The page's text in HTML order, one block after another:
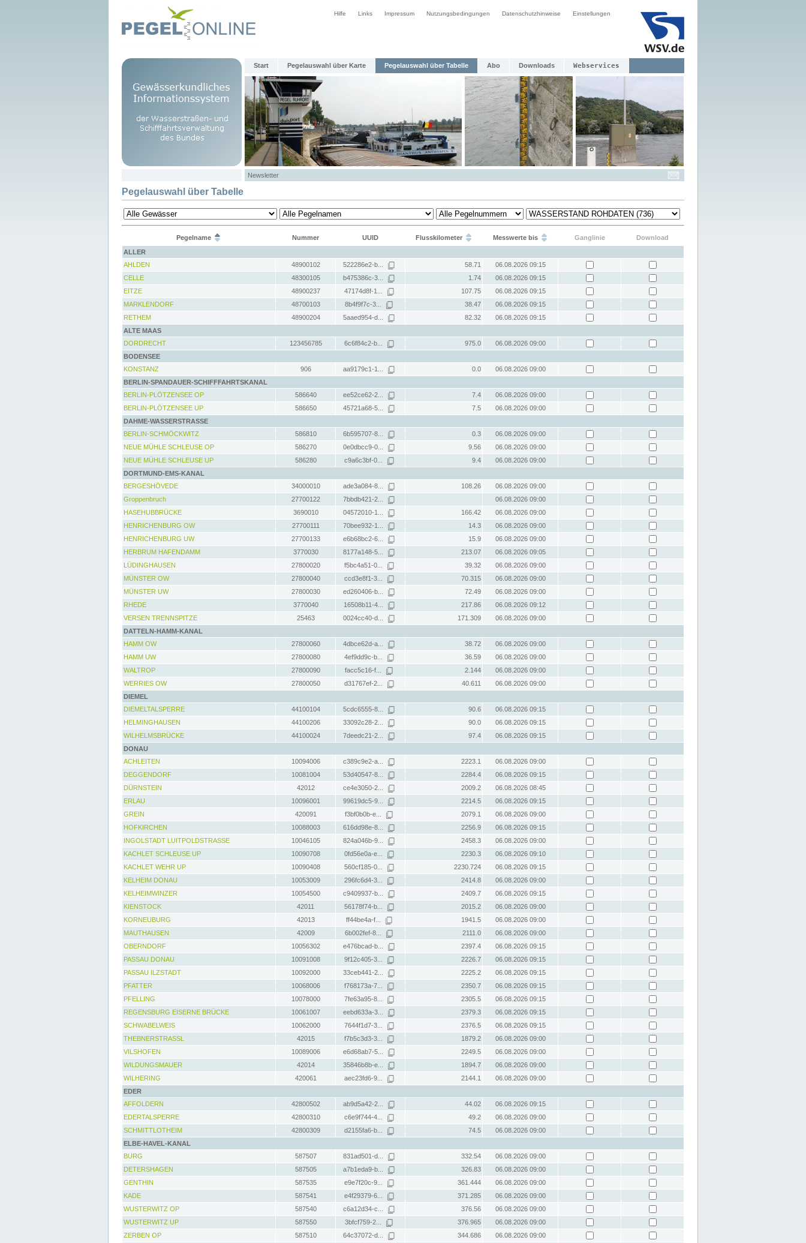
Hilfe Links Impressum Nutzungsbedingungen Datenschutzhinweise Einstellungen
Start Pegelauswahl über Karte Pegelauswahl über Tabelle Abo Downloads Webservices
Newsletter
Pegelauswahl über Tabelle
Pegelname Nummer UUID Flusskilometer Messwerte bis Ganglinie
Download
ALLER
AHLDEN
48900102 522286e2-b... 58.71
06.08.2026 09:15
CELLE
48300105 b475386c-3... 1.74
06.08.2026 09:15
EITZE
48900237 47174d8f-1... 107.75
06.08.2026 09:15
MARKLENDORF
48700103 8b4f9f7c-3... 38.47
06.08.2026 09:15
RETHEM
48900204 5aaed954-d... 82.32
06.08.2026 09:15
ALTE MAAS
DORDRECHT
123456785 6c6f84c2-b... 975.0
06.08.2026 09:00
BODENSEE
KONSTANZ
906 aa9179c1-1... 0.0
06.08.2026 09:00
BERLIN-SPANDAUER-SCHIFFFAHRTSKANAL
BERLIN-PLÖTZENSEE OP
586640 ee52ce62-2... 7.4
06.08.2026 09:00
BERLIN-PLÖTZENSEE UP
586650 45721a68-5... 7.5
06.08.2026 09:00
DAHME-WASSERSTRASSE
BERLIN-SCHMÖCKWITZ
586810 6b595707-8... 0.3
06.08.2026 09:00
NEUE MÜHLE SCHLEUSE OP
586270 0e0dbcc9-0... 9.56
06.08.2026 09:00
NEUE MÜHLE SCHLEUSE UP
586280 c9a6c3bf-0... 9.4
06.08.2026 09:00
DORTMUND-EMS-KANAL
BERGESHÖVEDE
34000010 ade3a084-8... 108.26
06.08.2026 09:00
Groppenbruch
27700122 7bbdb421-2...
06.08.2026 09:00
HASEHUBBRÜCKE
3690010 04572010-1... 166.42
06.08.2026 09:00
HENRICHENBURG OW
27700111 70bee932-1... 14.3
06.08.2026 09:00
HENRICHENBURG UW
27700133 e6b68bc2-6... 15.9
06.08.2026 09:00
HERBRUM HAFENDAMM
3770030 8177a148-5... 213.07
06.08.2026 09:05
LÜDINGHAUSEN
27800020 f5bc4a51-0... 39.32
06.08.2026 09:00
MÜNSTER OW
27800040 ccd3e8f1-3... 70.315
06.08.2026 09:00
MÜNSTER UW
27800030 ed260406-b... 72.49
06.08.2026 09:00
RHEDE
3770040 16508b11-4... 217.86
06.08.2026 09:12
VERSEN TRENNSPITZE
25463 0024cc40-d... 171.309
06.08.2026 09:00
DATTELN-HAMM-KANAL
HAMM OW
27800060 4dbce62d-a... 38.72
06.08.2026 09:00
HAMM UW
27800080 4ef9dd9c-b... 36.59
06.08.2026 09:00
WALTROP
27800090 facc5c16-f... 2.144
06.08.2026 09:00
WERRIES OW
27800050 d31767ef-2... 40.611
06.08.2026 09:00
DIEMEL
DIEMELTALSPERRE
44100104 5cdc6555-8... 90.6
06.08.2026 09:15
HELMINGHAUSEN
44100206 33092c28-2... 90.0
06.08.2026 09:15
WILHELMSBRÜCKE
44100024 7deedc21-2... 97.4
06.08.2026 09:15
DONAU
ACHLEITEN
10094006 c389c9e2-a... 2223.1
06.08.2026 09:00
DEGGENDORF
10081004 53d40547-8... 2284.4
06.08.2026 09:15
DÜRNSTEIN
42012 ce4e3050-2... 2009.2
06.08.2026 08:45
ERLAU
10096001 99619dc5-9... 2214.5
06.08.2026 09:15
GREIN
420091 f3bf0b0b-e... 2079.1
06.08.2026 09:00
HOFKIRCHEN
10088003 616dd98e-8... 2256.9
06.08.2026 09:15
INGOLSTADT LUITPOLDSTRASSE
10046105 824a046b-9... 2458.3
06.08.2026 09:00
KACHLET SCHLEUSE UP
10090708 0fd56e0a-e... 2230.3
06.08.2026 09:10
KACHLET WEHR UP
10090408 560cf185-0... 2230.724
06.08.2026 09:15
KELHEIM DONAU
10053009 296fc6d4-3... 2414.8
06.08.2026 09:00
KELHEIMWINZER
10054500 c9409937-b... 2409.7
06.08.2026 09:15
KIENSTOCK
42011 56178f74-b... 2015.2
06.08.2026 09:00
KORNEUBURG
42013 ff44be4a-f... 1941.5
06.08.2026 09:00
MAUTHAUSEN
42009 6b002fef-8... 2111.0
06.08.2026 09:00
OBERNDORF
10056302 e476bcad-b... 2397.4
06.08.2026 09:15
PASSAU DONAU
10091008 9f12c405-3... 2226.7
06.08.2026 09:15
PASSAU ILZSTADT
10092000 33ceb441-2... 2225.2
06.08.2026 09:15
PFATTER
10068006 f768173a-7... 2350.7
06.08.2026 09:15
PFELLING
10078000 7fe63a95-8... 2305.5
06.08.2026 09:15
REGENSBURG EISERNE BRÜCKE
10061007 eebd633a-3... 2379.3
06.08.2026 09:15
SCHWABELWEIS
10062000 7644f1d7-3... 2376.5
06.08.2026 09:15
THEBNERSTRASSL
42015 f7b5c3d3-3... 1879.2
06.08.2026 09:00
VILSHOFEN
10089006 e6d68ab7-5... 2249.5
06.08.2026 09:00
WILDUNGSMAUER
42014 35846b8b-e... 1894.7
06.08.2026 09:00
WILHERING
420061 aec23fd6-9... 2144.1
06.08.2026 09:00
EDER
AFFOLDERN
42800502 ab9d5a42-2... 44.02
06.08.2026 09:15
EDERTALSPERRE
42800310 c6e9f744-4... 49.2
06.08.2026 09:00
SCHMITTLOTHEIM
42800309 d2155fa6-b... 74.5
06.08.2026 09:00
ELBE-HAVEL-KANAL
BURG
587507 831ad501-d... 332.54
06.08.2026 09:00
DETERSHAGEN
587505 a7b1eda9-b... 326.83
06.08.2026 09:00
GENTHIN
587535 e9e7f20c-9... 361.444
06.08.2026 09:00
KADE
587541 e4f29379-6... 371.285
06.08.2026 09:00
WUSTERWITZ OP
587540 c6a12d34-c... 376.56
06.08.2026 09:00
WUSTERWITZ UP
587550 3bfcf759-2... 376.965
06.08.2026 09:00
ZERBEN OP
587510 64c37072-d... 344.686
06.08.2026 09:00